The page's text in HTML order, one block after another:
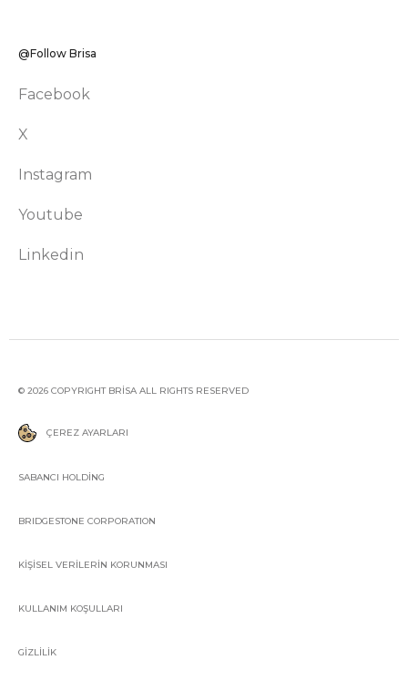
@Follow Brisa
Facebook
X
Instagram
Youtube
Linkedin
© 2026 COPYRIGHT BRİSA ALL RIGHTS RESERVED
ÇEREZ AYARLARI
SABANCI HOLDİNG
BRIDGESTONE CORPORATION
KİŞİSEL VERİLERİN KORUNMASI
KULLANIM KOŞULLARI
GİZLİLİK